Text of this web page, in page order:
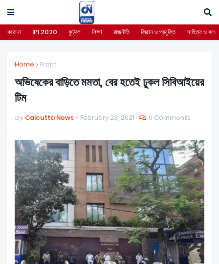
করোনা IPL2020 ফুটবল শিক্ষা রাজনীতি বিজ্ঞান ও প্রযুক্তি সাহিত্য ও কলা
Home Front
অভিষেকের বাড়িতে মমতা, বের হতেই ঢুকল সিবিআইয়ের
টিম
by Calcutta News February 23, 2021 0 Comments